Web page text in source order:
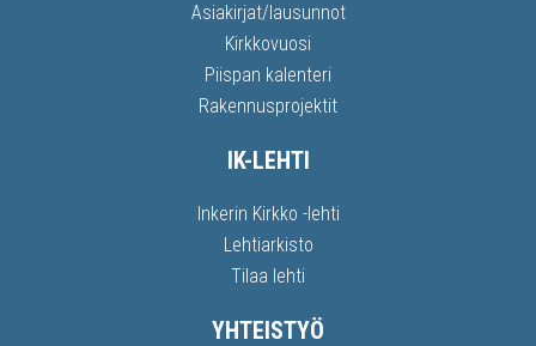
Asiakirjat/lausunnot
Kirkkovuosi
Piispan kalenteri
Rakennusprojektit
IK-LEHTI
Inkerin Kirkko -lehti
Lehtiarkisto
Tilaa lehti
YHTEISTYÖ